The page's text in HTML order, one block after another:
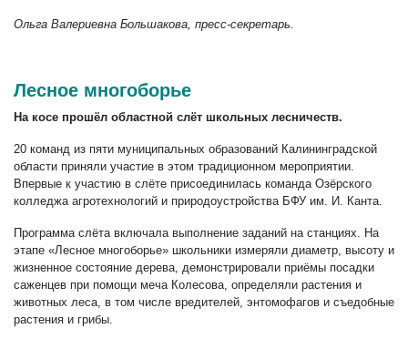
Ольга Валериевна Большакова, пресс-секретарь.
Лесное многоборье
На косе прошёл областной слёт школьных лесничеств.
20 команд из пяти муниципальных образований Калининградской
области приняли участие в этом традиционном мероприятии.
Впервые к участию в слёте присоединилась команда Озёрского
колледжа агротехнологий и природоустройства БФУ им. И. Канта.
Программа слёта включала выполнение заданий на станциях. На
этапе «Лесное многоборье» школьники измеряли диаметр, высоту и
жизненное состояние дерева, демонстрировали приёмы посадки
саженцев при помощи меча Колесова, определяли растения и
животных леса, в том числе вредителей, энтомофагов и съедобные
растения и грибы.